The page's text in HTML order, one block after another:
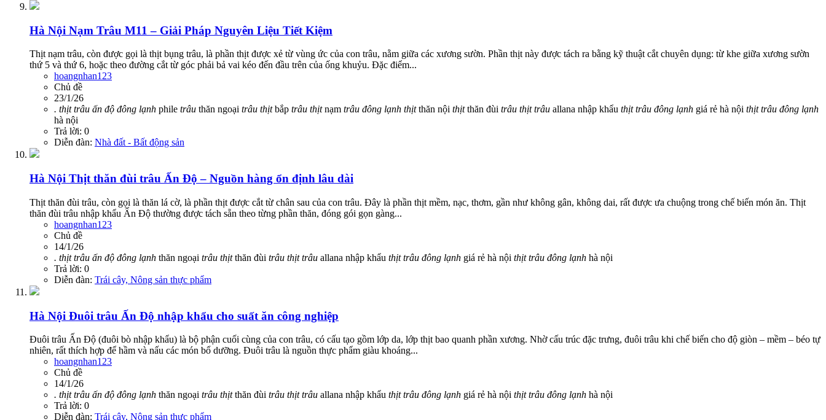
Hà Nội Nạm Trâu M11 – Giải Pháp Nguyên Liệu Tiết Kiệm
Thịt nạm trâu, còn được gọi là thịt bụng trâu, là phần thịt được xẻ từ vùng ức của con trâu, nằm giữa các xương sườn. Phần thịt này được tách ra bằng kỹ thuật cắt chuyên dụng: từ khe giữa xương sườn
thứ 5 và thứ 6, hoặc theo đường cắt từ góc phải bả vai kéo đến đầu trên của ống khuỷu. Đặc điểm...
hoangnhan123
Chủ đề
23/1/26
. thịt trâu ấn độ đông lạnh phile trâu thăn ngoại trâu thịtbắp trâu thịtnạm trâu đông lạnh thịtthăn nội thịtthăn đùi trâu thịt trâu allana nhập khẩu thịt trâu đông lạnh giá rẻ hà nội thịt trâu đông lạnh
hà nội
Trả lời: 0
Diễn đàn: Nhà đất - Bất động sản
Hà Nội Thịt thăn đùi trâu Ấn Độ – Nguồn hàng ổn định lâu dài
Thịt thăn đùi trâu, còn gọi là thăn lá cờ, là phần thịt được cắt từ chân sau của con trâu. Đây là phần thịt mềm, nạc, thơm, gần như không gân, không dai, rất được ưa chuộng trong chế biến món ăn. Thịt
thăn đùi trâu nhập khẩu Ấn Độ thường được tách sẵn theo từng phần thăn, đóng gói gọn gàng...
hoangnhan123
Chủ đề
14/1/26
. thịt trâu ấn độ đông lạnh thăn ngoại trâu thịtthăn đùi trâu thịt trâu allana nhập khẩu thịt trâu đông lạnh giá rẻ hà nội thịt trâu đông lạnh hà nội
Trả lời: 0
Diễn đàn: Trái cây, Nông sản thực phẩm
Hà Nội Đuôi trâu Ấn Độ nhập khẩu cho suất ăn công nghiệp
Đuôi trâu Ấn Độ (đuôi bò nhập khẩu) là bộ phận cuối cùng của con trâu, có cấu tạo gồm lớp da, lớp thịt bao quanh phần xương. Nhờ cấu trúc đặc trưng, đuôi trâu khi chế biến cho độ giòn – mềm – béo tự
nhiên, rất thích hợp để hầm và nấu các món bổ dưỡng. Đuôi trâu là nguồn thực phẩm giàu khoáng...
hoangnhan123
Chủ đề
14/1/26
. thịt trâu ấn độ đông lạnh thăn ngoại trâu thịtthăn đùi trâu thịt trâu allana nhập khẩu thịt trâu đông lạnh giá rẻ hà nội thịt trâu đông lạnh hà nội
Trả lời: 0
Diễn đàn: Trái cây, Nông sản thực phẩm